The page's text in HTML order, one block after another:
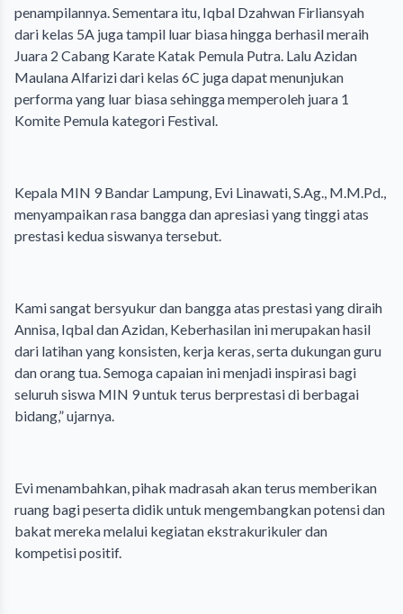
penampilannya. Sementara itu, Iqbal Dzahwan Firliansyah
dari kelas 5A juga tampil luar biasa hingga berhasil meraih
Juara 2 Cabang Karate Katak Pemula Putra. Lalu Azidan
Maulana Alfarizi dari kelas 6C juga dapat menunjukan
performa yang luar biasa sehingga memperoleh juara 1
Komite Pemula kategori Festival.
‎Kepala MIN 9 Bandar Lampung, Evi Linawati, S.Ag., M.M.Pd.,
menyampaikan rasa bangga dan apresiasi yang tinggi atas
prestasi kedua siswanya tersebut.
‎Kami sangat bersyukur dan bangga atas prestasi yang diraih
Annisa, Iqbal dan Azidan, Keberhasilan ini merupakan hasil
dari latihan yang konsisten, kerja keras, serta dukungan guru
dan orang tua. Semoga capaian ini menjadi inspirasi bagi
seluruh siswa MIN 9 untuk terus berprestasi di berbagai
bidang,” ujarnya.
‎Evi menambahkan, pihak madrasah akan terus memberikan
ruang bagi peserta didik untuk mengembangkan potensi dan
bakat mereka melalui kegiatan ekstrakurikuler dan
kompetisi positif.